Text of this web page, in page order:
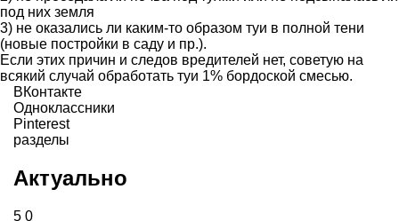
под них земля
3) не оказались ли каким-то образом туи в полной тени
(новые постройки в саду и пр.).
Если этих причин и следов вредителей нет, советую на
всякий случай обработать туи 1% бордоской смесью.
ВКонтакте
Одноклассники
Pinterest
разделы
Актуально
5 0